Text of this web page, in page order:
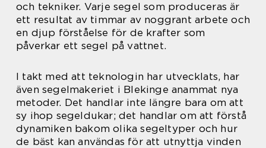
och tekniker. Varje segel som produceras är
ett resultat av timmar av noggrant arbete och
en djup förståelse för de krafter som
påverkar ett segel på vattnet.
I takt med att teknologin har utvecklats, har
även segelmakeriet i Blekinge anammat nya
metoder. Det handlar inte längre bara om att
sy ihop segeldukar; det handlar om att förstå
dynamiken bakom olika segeltyper och hur
de bäst kan användas för att utnyttja vinden